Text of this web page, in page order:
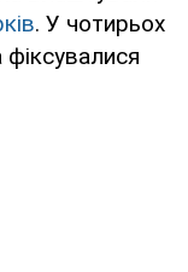
. У чотирьох